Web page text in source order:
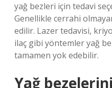
yağ bezleri için tedavi
Genellikle cerrahi
edilir. Lazer tedavisi,
ilaç gibi yöntemler yağ
tamamen yok edebilir.
Yağ